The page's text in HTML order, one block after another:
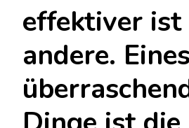
effektiver ist
andere.